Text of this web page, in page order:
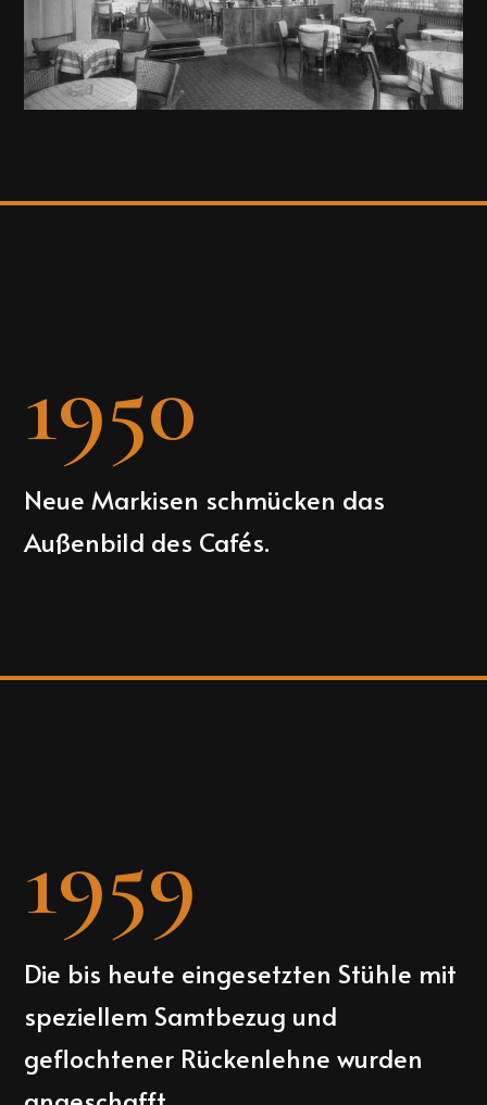
1950
Neue Markisen schmücken das
Außenbild des Cafés.
1959
Die bis heute eingesetzten Stühle mit
speziellem Samtbezug und
geflochtener Rückenlehne wurden